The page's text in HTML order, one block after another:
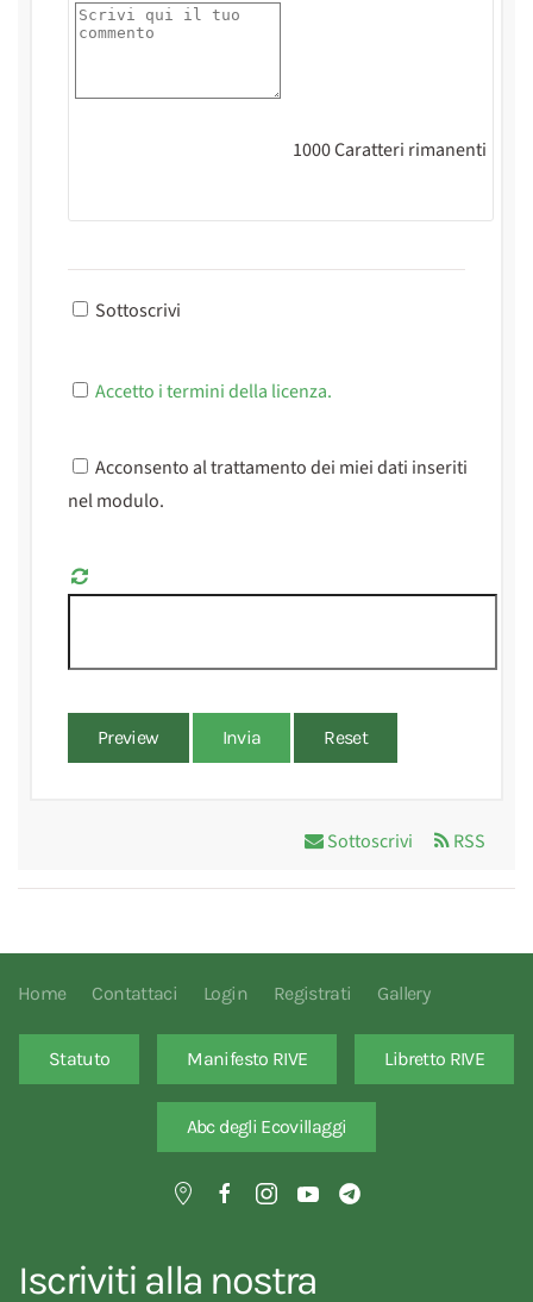
1000Caratteri rimanenti
Sottoscrivi
Accetto i termini della licenza.
Acconsento al trattamento dei miei dati inseriti
nel modulo.
Preview Invia Reset
Sottoscrivi RSS
Home Contattaci Login Registrati Gallery
Statuto Manifesto RIVE Libretto RIVE
Abc degli Ecovillaggi
Iscriviti alla nostra